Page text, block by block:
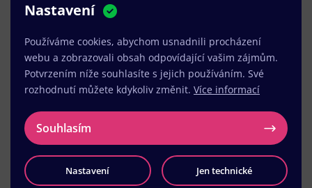
Nastavení
Používáme cookies, abychom usnadnili procházení
webu a zobrazovali obsah odpovídající vašim zájmům.
Potvrzením níže souhlasíte s jejich používáním. Své
rozhodnutí můžete kdykoliv změnit. Více informací
Souhlasím
Nastavení Jen technické